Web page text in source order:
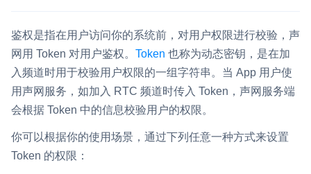
扩展性和更优秀的互动效果
实时消息
一整套低延时、高并发、可扩展、高可靠的实时消息及状态同步
解决方案
一整套高可靠、低时延、高并发、安全、全球化的即时聊天云服
务。
小程序
Electron
Unity
Flutter
React Native
鉴权是指在用户访问你的系统前，对用户权限进行校验，声
网用 Token 对用户鉴权。 Token 也称为动态密钥，是在加
入频道时用于校验用户权限的一组字符串。当 App 用户使
用声网服务，如加入 RTC 频道时传入 Token，声网服务端
会根据 Token 中的信息校验用户的权限。
你可以根据你的使用场景，通过下列任意一种方式来设置
Token 的权限：